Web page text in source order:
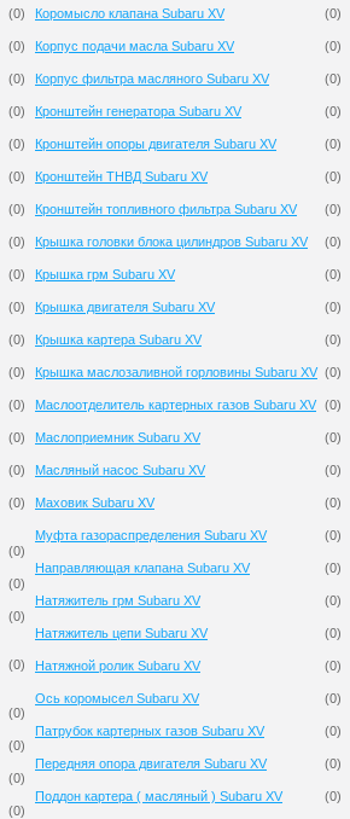
(0)
(0)
(0)
(0)
(0)
(0)
(0)
(0)
(0)
(0)
(0)
(0)
(0)
(0)
(0)
(0)
(0)
(0)
(0)
(0)
(0)
(0)
(0)
(0)
Коромысло клапана Subaru XV (0)
Корпус подачи масла Subaru XV (0)
Корпус фильтра масляного Subaru XV (0)
Кронштейн генератора Subaru XV (0)
Кронштейн опоры двигателя Subaru XV (0)
Кронштейн ТНВД Subaru XV (0)
Кронштейн топливного фильтра Subaru XV (0)
Крышка головки блока цилиндров Subaru XV (0)
Крышка грм Subaru XV (0)
Крышка двигателя Subaru XV (0)
Крышка картера Subaru XV (0)
Крышка маслозаливной горловины Subaru XV (0)
Маслоотделитель картерных газов Subaru XV (0)
Маслоприемник Subaru XV (0)
Масляный насос Subaru XV (0)
Маховик Subaru XV (0)
Муфта газораспределения Subaru XV (0)
Направляющая клапана Subaru XV (0)
Натяжитель грм Subaru XV (0)
Натяжитель цепи Subaru XV (0)
Натяжной ролик Subaru XV (0)
Ось коромысел Subaru XV (0)
Патрубок картерных газов Subaru XV (0)
Передняя опора двигателя Subaru XV (0)
Поддон картера ( масляный ) Subaru XV (0)